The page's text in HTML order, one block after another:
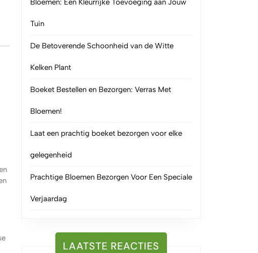
Bloemen: Een Kleurrijke Toevoeging aan Jouw
Tuin
De Betoverende Schoonheid van de Witte
Kelken Plant
Boeket Bestellen en Bezorgen: Verras Met
Bloemen!
Laat een prachtig boeket bezorgen voor elke
gelegenheid
Prachtige Bloemen Bezorgen Voor Een Speciale
Verjaardag
LAATSTE REACTIES